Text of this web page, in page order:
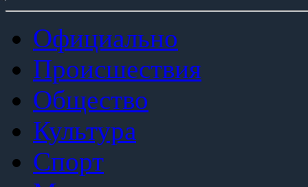
Официально
Происшествия
Общество
Культура
Спорт